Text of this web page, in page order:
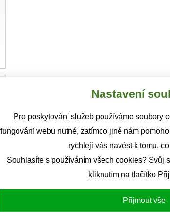
Nastavení
Pro poskytování služeb používáme soubory
fungování webu nutné, zatímco jiné nám
rychleji vás navést k tomu,
Souhlasíte s používáním všech cookies? Svůj
kliknutím na tlačítko
Přijmout vše